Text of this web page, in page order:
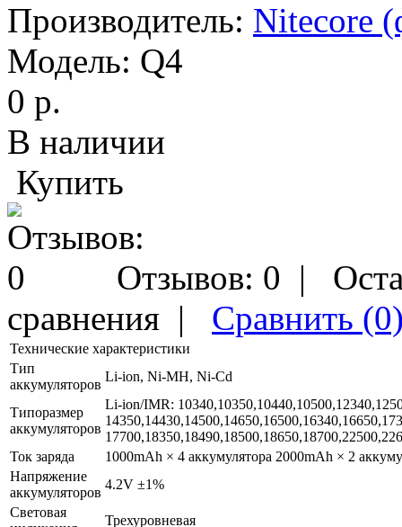
Производитель: Nitecore
Модель: Q4
0 р.
В наличии
Купить
Отзывов: 0 |
сравнения | Сравнить
Технические характеристики
Тип
аккумуляторов
Li-ion, Ni-MH, Ni-Cd
Типоразмер
аккумуляторов
Li-ion/IMR:
Ток заряда
1000mAh × 4 аккумулятора 2000mAh × 2
Напряжение
аккумуляторов
4.2V ±1%
Световая
Трехуровневая